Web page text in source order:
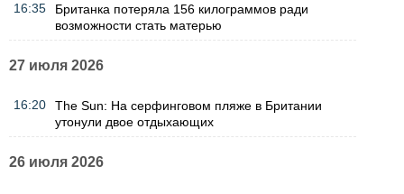
16:35
Британка потеряла 156 килограммов ради
возможности стать матерью
27 июля 2026
16:20
The Sun: На серфинговом пляже в Британии
утонули двое отдыхающих
26 июля 2026